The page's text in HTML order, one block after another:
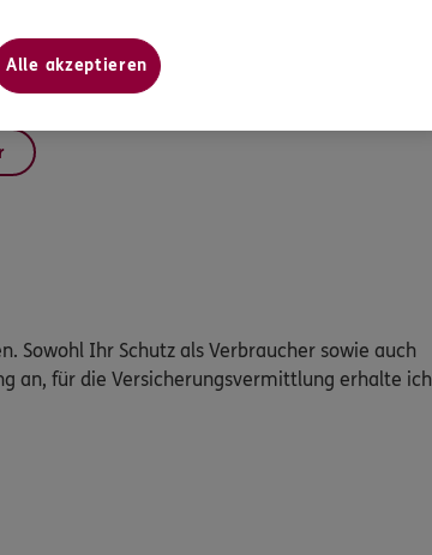
Sowohl Ihr Schutz als Verbraucher sowie auch
an, für die Versicherungsvermittlung erhalte ich
Alle akzeptieren